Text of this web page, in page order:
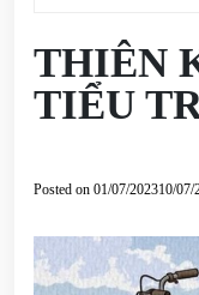
THIÊN
TIỂU
Posted on 01/07/202310/07/